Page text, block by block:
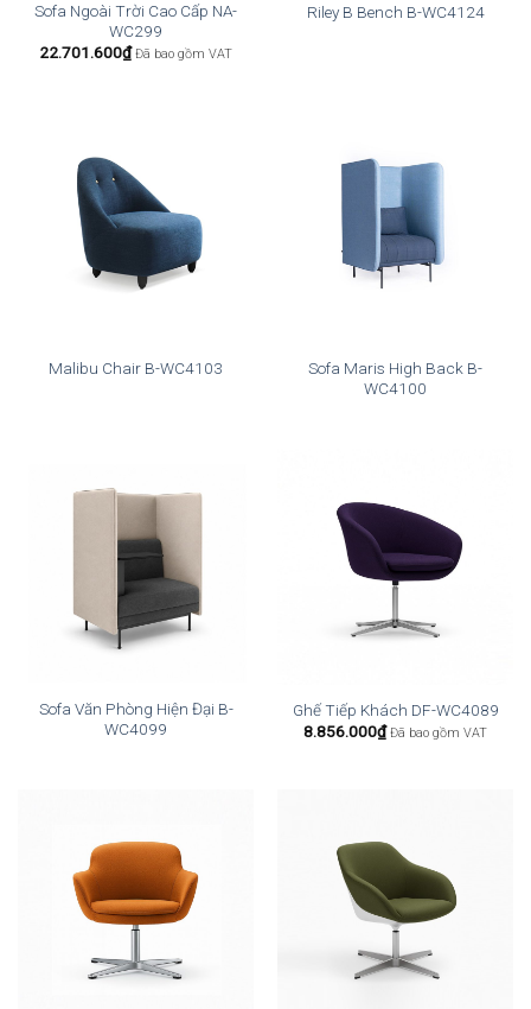
Sofa Ngoài Trời Cao Cấp NA-
WC299
22.701.600₫ Đã bao gồm VAT
Riley B Bench B-WC4124
Malibu Chair B-WC4103
Sofa Maris High Back B-
WC4100
Sofa Văn Phòng Hiện Đại B-
WC4099
Ghế Tiếp Khách DF-WC4089
8.856.000₫ Đã bao gồm VAT